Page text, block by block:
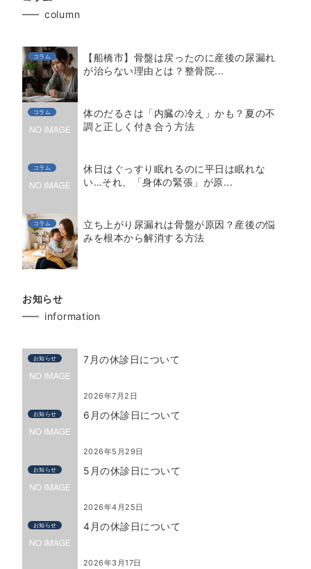
column
コラム
【船橋市】骨盤は戻ったのに産後の尿漏れ
が治らない理由とは？整骨院...
コラム
体のだるさは「内臓の冷え」かも？夏の不
調と正しく付き合う方法
コラム
休日はぐっすり眠れるのに平日は眠れな
い…それ、「身体の緊張」が原...
コラム
立ち上がり尿漏れは骨盤が原因？産後の悩
みを根本から解消する方法
お知らせ
information
お知らせ 7月の休診日について
2026年7月2日
お知らせ 6月の休診日について
2026年5月29日
お知らせ 5月の休診日について
2026年4月25日
お知らせ 4月の休診日について
2026年3月17日